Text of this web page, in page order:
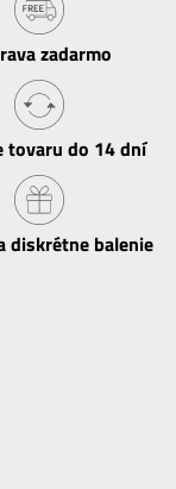
zadarmo
tovaru do 14 dní
diskrétne balenie